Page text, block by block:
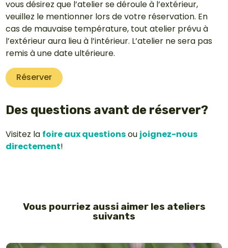
vous désirez que l’atelier se déroule à l’extérieur,
veuillez le mentionner lors de votre réservation. En
cas de mauvaise température, tout atelier prévu à
l’extérieur aura lieu à l’intérieur. L’atelier ne sera pas
remis à une date ultérieure.
Réserver
Des questions avant de réserver?
Visitez la foire aux questionsou joignez-nous
directement!
Vous pourriez aussi aimer les ateliers
suivants